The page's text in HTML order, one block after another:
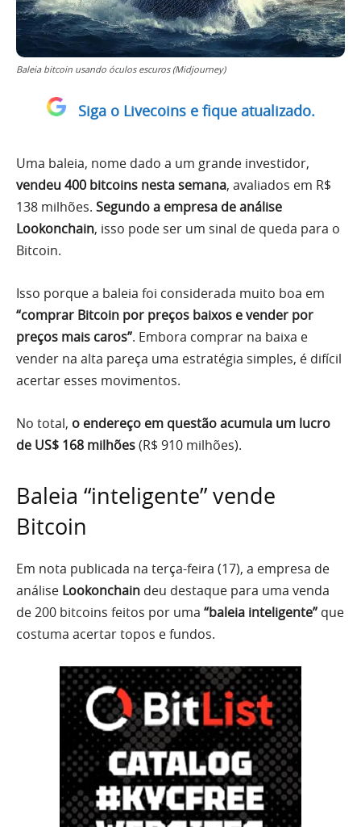
Baleia bitcoin usando óculos escuros (Midjourney)
Siga o Livecoins e fique atualizado.
Uma baleia, nome dado a um grande investidor,
vendeu 400 bitcoins nesta semana, avaliados em R$
138 milhões. Segundo a empresa de análise
Lookonchain, isso pode ser um sinal de queda para o
Bitcoin.
Isso porque a baleia foi considerada muito boa em
“comprar Bitcoin por preços baixos e vender por
preços mais caros”. Embora comprar na baixa e
vender na alta pareça uma estratégia simples, é difícil
acertar esses movimentos.
No total, o endereço em questão acumula um lucro
de US$ 168 milhões(R$ 910 milhões).
Baleia “inteligente” vende
Bitcoin
Em nota publicada na terça-feira (17), a empresa de
análise Lookonchain deu destaque para uma venda
de 200 bitcoins feitos por uma “baleia inteligente” que
costuma acertar topos e fundos.